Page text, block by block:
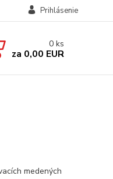
Prihlásenie
0 ks
za 0,00 EUR
medených